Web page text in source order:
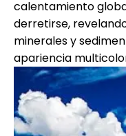
calentamiento
derretirse,
minerales y
apariencia